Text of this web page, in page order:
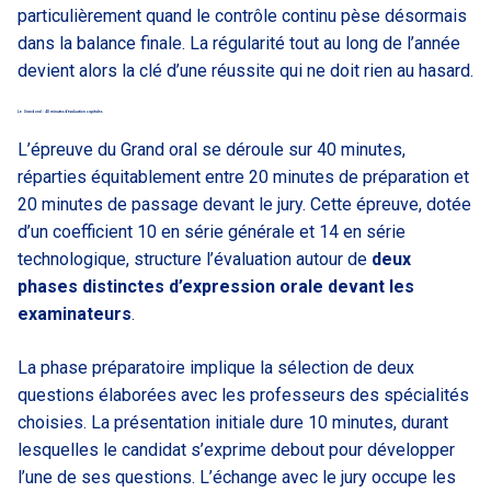
particulièrement quand le contrôle continu pèse désormais
dans la balance finale. La régularité tout au long de l’année
devient alors la clé d’une réussite qui ne doit rien au hasard.
Le Grand oral : 40 minutes d’évaluation capitales
L’épreuve du Grand oral se déroule sur 40 minutes,
réparties équitablement entre 20 minutes de préparation et
20 minutes de passage devant le jury. Cette épreuve, dotée
d’un coefficient 10 en série générale et 14 en série
technologique, structure l’évaluation autour de deux
phases distinctes d’expression orale devant les
examinateurs.
La phase préparatoire implique la sélection de deux
questions élaborées avec les professeurs des spécialités
choisies. La présentation initiale dure 10 minutes, durant
lesquelles le candidat s’exprime debout pour développer
l’une de ses questions. L’échange avec le jury occupe les